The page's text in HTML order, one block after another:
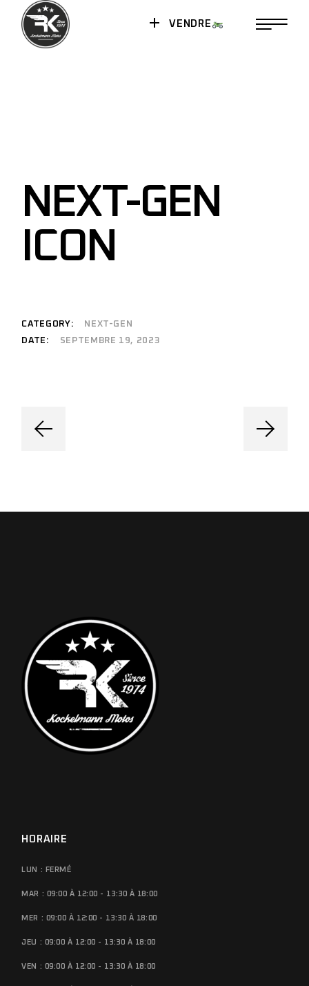
VENDRE
NEXT-GEN
ICON
CATEGORY:
NEXT-GEN
DATE:
SEPTEMBRE 19, 2023
HORAIRE
LUN : FERMÉ
MAR : 09:00 À 12:00 - 13:30 À 18:00
MER : 09:00 À 12:00 - 13:30 À 18:00
JEU : 09:00 À 12:00 - 13:30 À 18:00
VEN : 09:00 À 12:00 - 13:30 À 18:00